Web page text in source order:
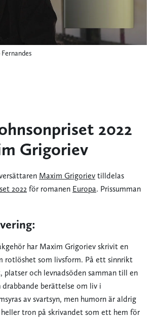
2022
Grigoriev
Maxim Grigoriev tilldelas
2022 för romanen Europa. Prissumman
har Maxim Grigoriev skrivit en
rotlöshet som livsform. På ett sinnrikt
platser och levnadsöden samman till en
berättelse om liv i
av svartsyn, men humorn är aldrig
tron på skrivandet som ett hem för